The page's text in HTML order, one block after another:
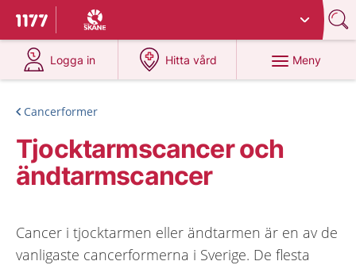
Till startsidan för 1177
Du har valt region
Logga in
på 1177.se
Hitta vård
på 1177.se
Meny
Cancerformer
Tjocktarmscancer och
ändtarmscancer
Cancer i tjocktarmen eller ändtarmen är en av de
vanligaste cancerformerna i Sverige. De flesta